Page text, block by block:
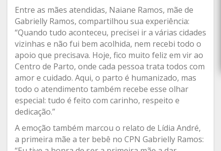
Entre as mães atendidas, Naiane Ramos, mãe de
Gabrielly Ramos, compartilhou sua experiência:
“Quando tudo aconteceu, precisei ir a várias cidades
vizinhas e não fui bem acolhida, nem recebi todo o
apoio que precisava. Hoje, fico muito feliz em vir ao
Centro de Parto, onde cada pessoa trata todos com
amor e cuidado. Aqui, o parto é humanizado, mas
todo o atendimento também recebe esse olhar
especial: tudo é feito com carinho, respeito e
dedicação.”
A emoção também marcou o relato de Lídia André,
a primeira mãe a ter bebê no CPN Gabrielly Ramos: